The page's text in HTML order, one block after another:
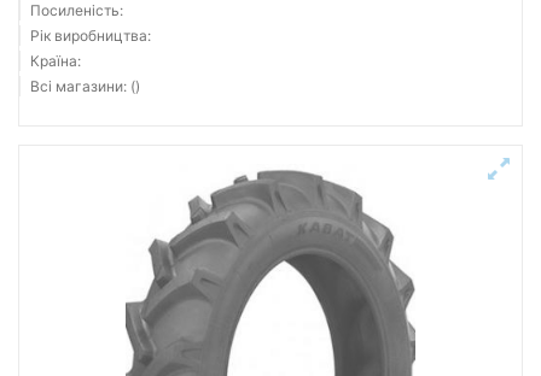
Посиленість:
Рік виробництва:
Країна:
Всі магазини: ()